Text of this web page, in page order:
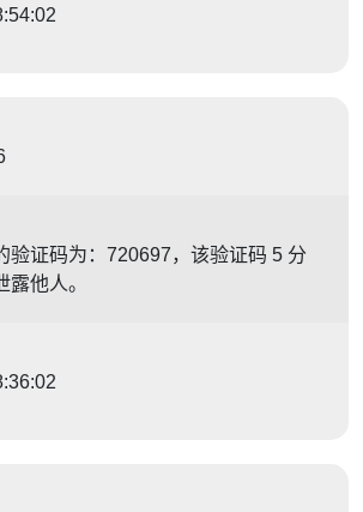
验证码为：720697，该验证码 5 分
他人。